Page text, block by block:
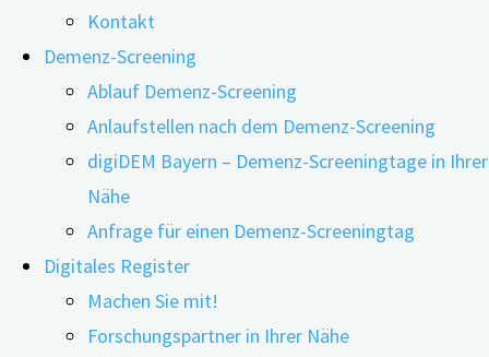
Kontakt
Demenz-Screening
Ablauf Demenz-Screening
Anlaufstellen nach dem Demenz-Screening
digiDEM Bayern – Demenz-Screeningtage in Ihrer
Nähe
Anfrage für einen Demenz-Screeningtag
Digitales Register
Machen Sie mit!
Forschungspartner in Ihrer Nähe
10.07.202416.07.2026